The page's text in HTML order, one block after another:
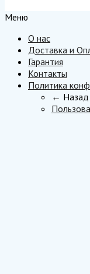
Меню
О нас
Доставка и
Гарантия
Контакты
Политика
← Назад